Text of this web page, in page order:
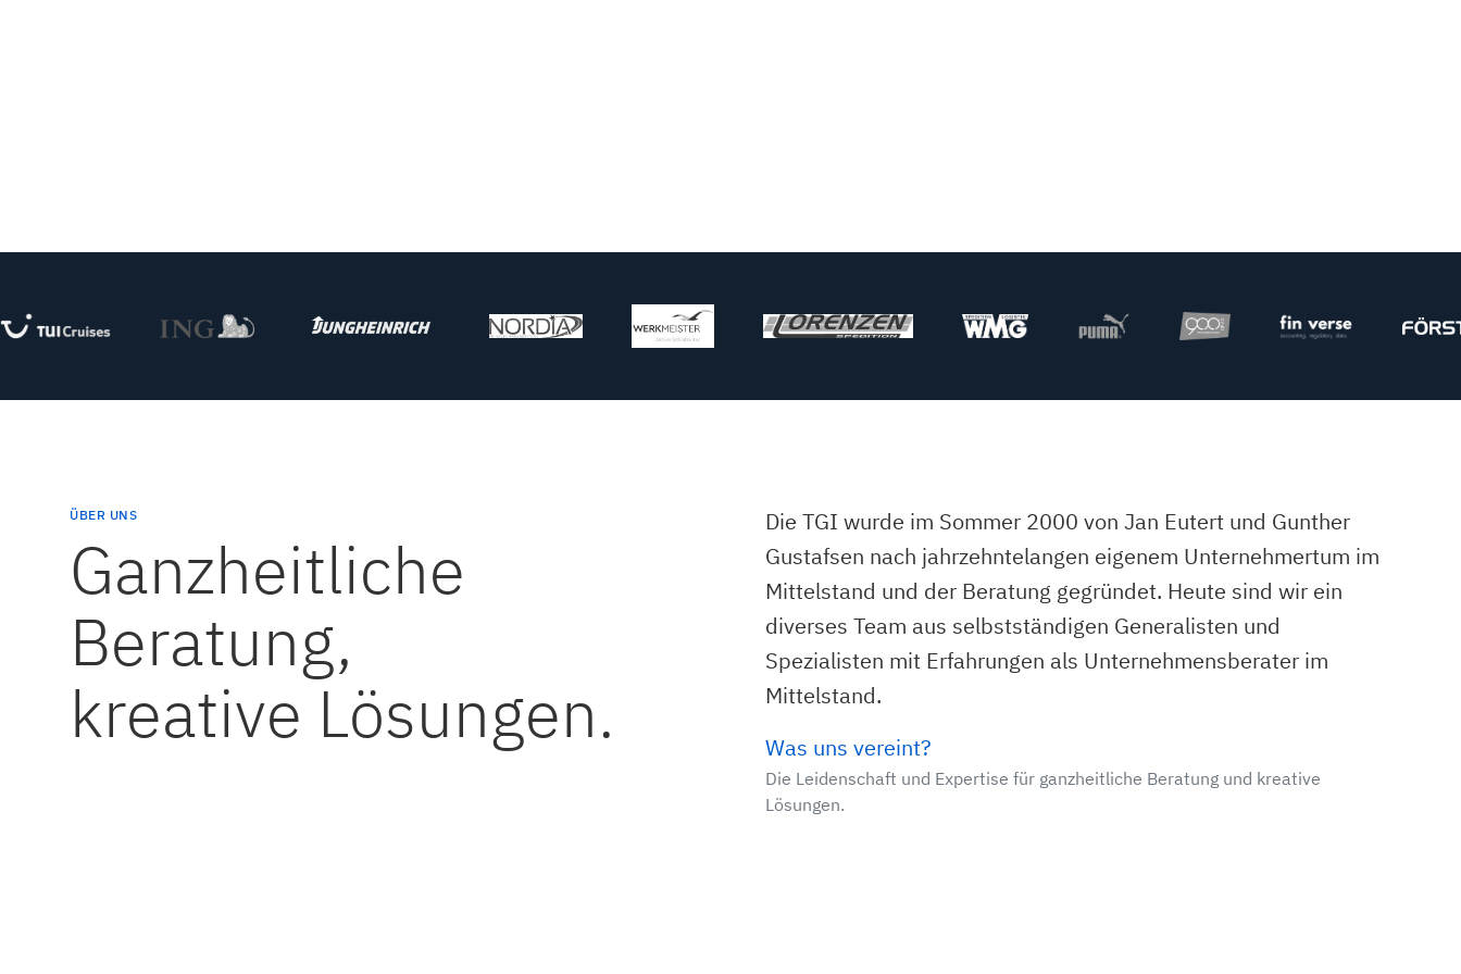
ÜBER UNS
Ganzheitliche
Beratung,
kreative Lösungen.
Die TGI wurde im Sommer 2000 von Jan Eutert und Gunther
Gustafsen nach jahrzehntelangen eigenem Unternehmertum im
Mittelstand und der Beratung gegründet. Heute sind wir ein
diverses Team aus selbstständigen Generalisten und
Spezialisten mit Erfahrungen als Unternehmensberater im
Mittelstand.
Was uns vereint?
Die Leidenschaft und Expertise für ganzheitliche Beratung und kreative
Lösungen.